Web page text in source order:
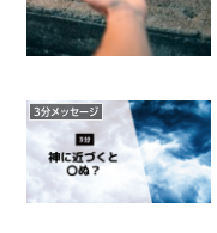
3分メッセージ